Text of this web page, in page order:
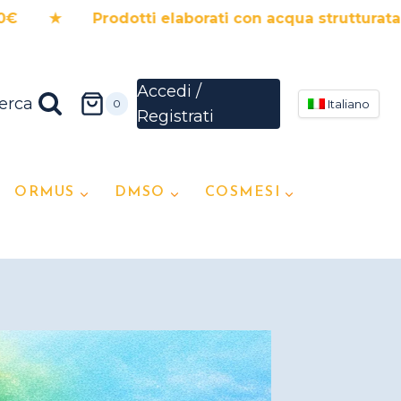
elaborati con acqua strutturata ★ 5%
0 Italiano
ORMUS DMSO COSMESI